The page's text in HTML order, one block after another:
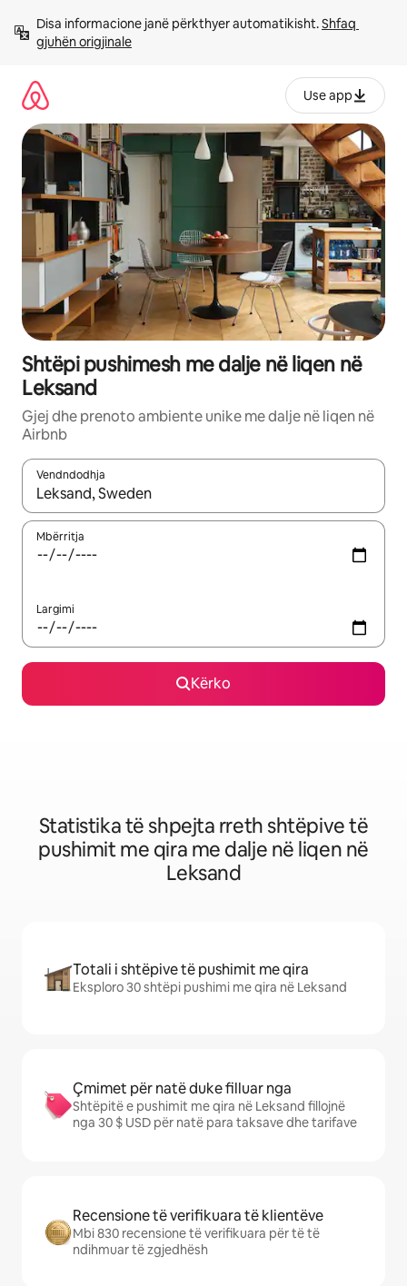
përmbajtja
Disa informacione janë përkthyer automatikisht. Shfaq
gjuhën origjinale
Use app
Shtëpi pushimesh me dalje në liqen në
Leksand
Gjej dhe prenoto ambiente unike me dalje në liqen në
Airbnb
Vendndodhja
Kur rezultatet të jenë të disponueshme, lëviz me butonat e
Mbërritja
Largimi
Kërko
Statistika të shpejta rreth shtëpive të
pushimit me qira me dalje në liqen në
Leksand
Totali i shtëpive të pushimit me qira
Eksploro 30 shtëpi pushimi me qira në Leksand
Çmimet për natë duke filluar nga
Shtëpitë e pushimit me qira në Leksand fillojnë
nga 30 $ USD për natë para taksave dhe tarifave
Recensione të verifikuara të klientëve
Mbi 830 recensione të verifikuara për të të
ndihmuar të zgjedhësh